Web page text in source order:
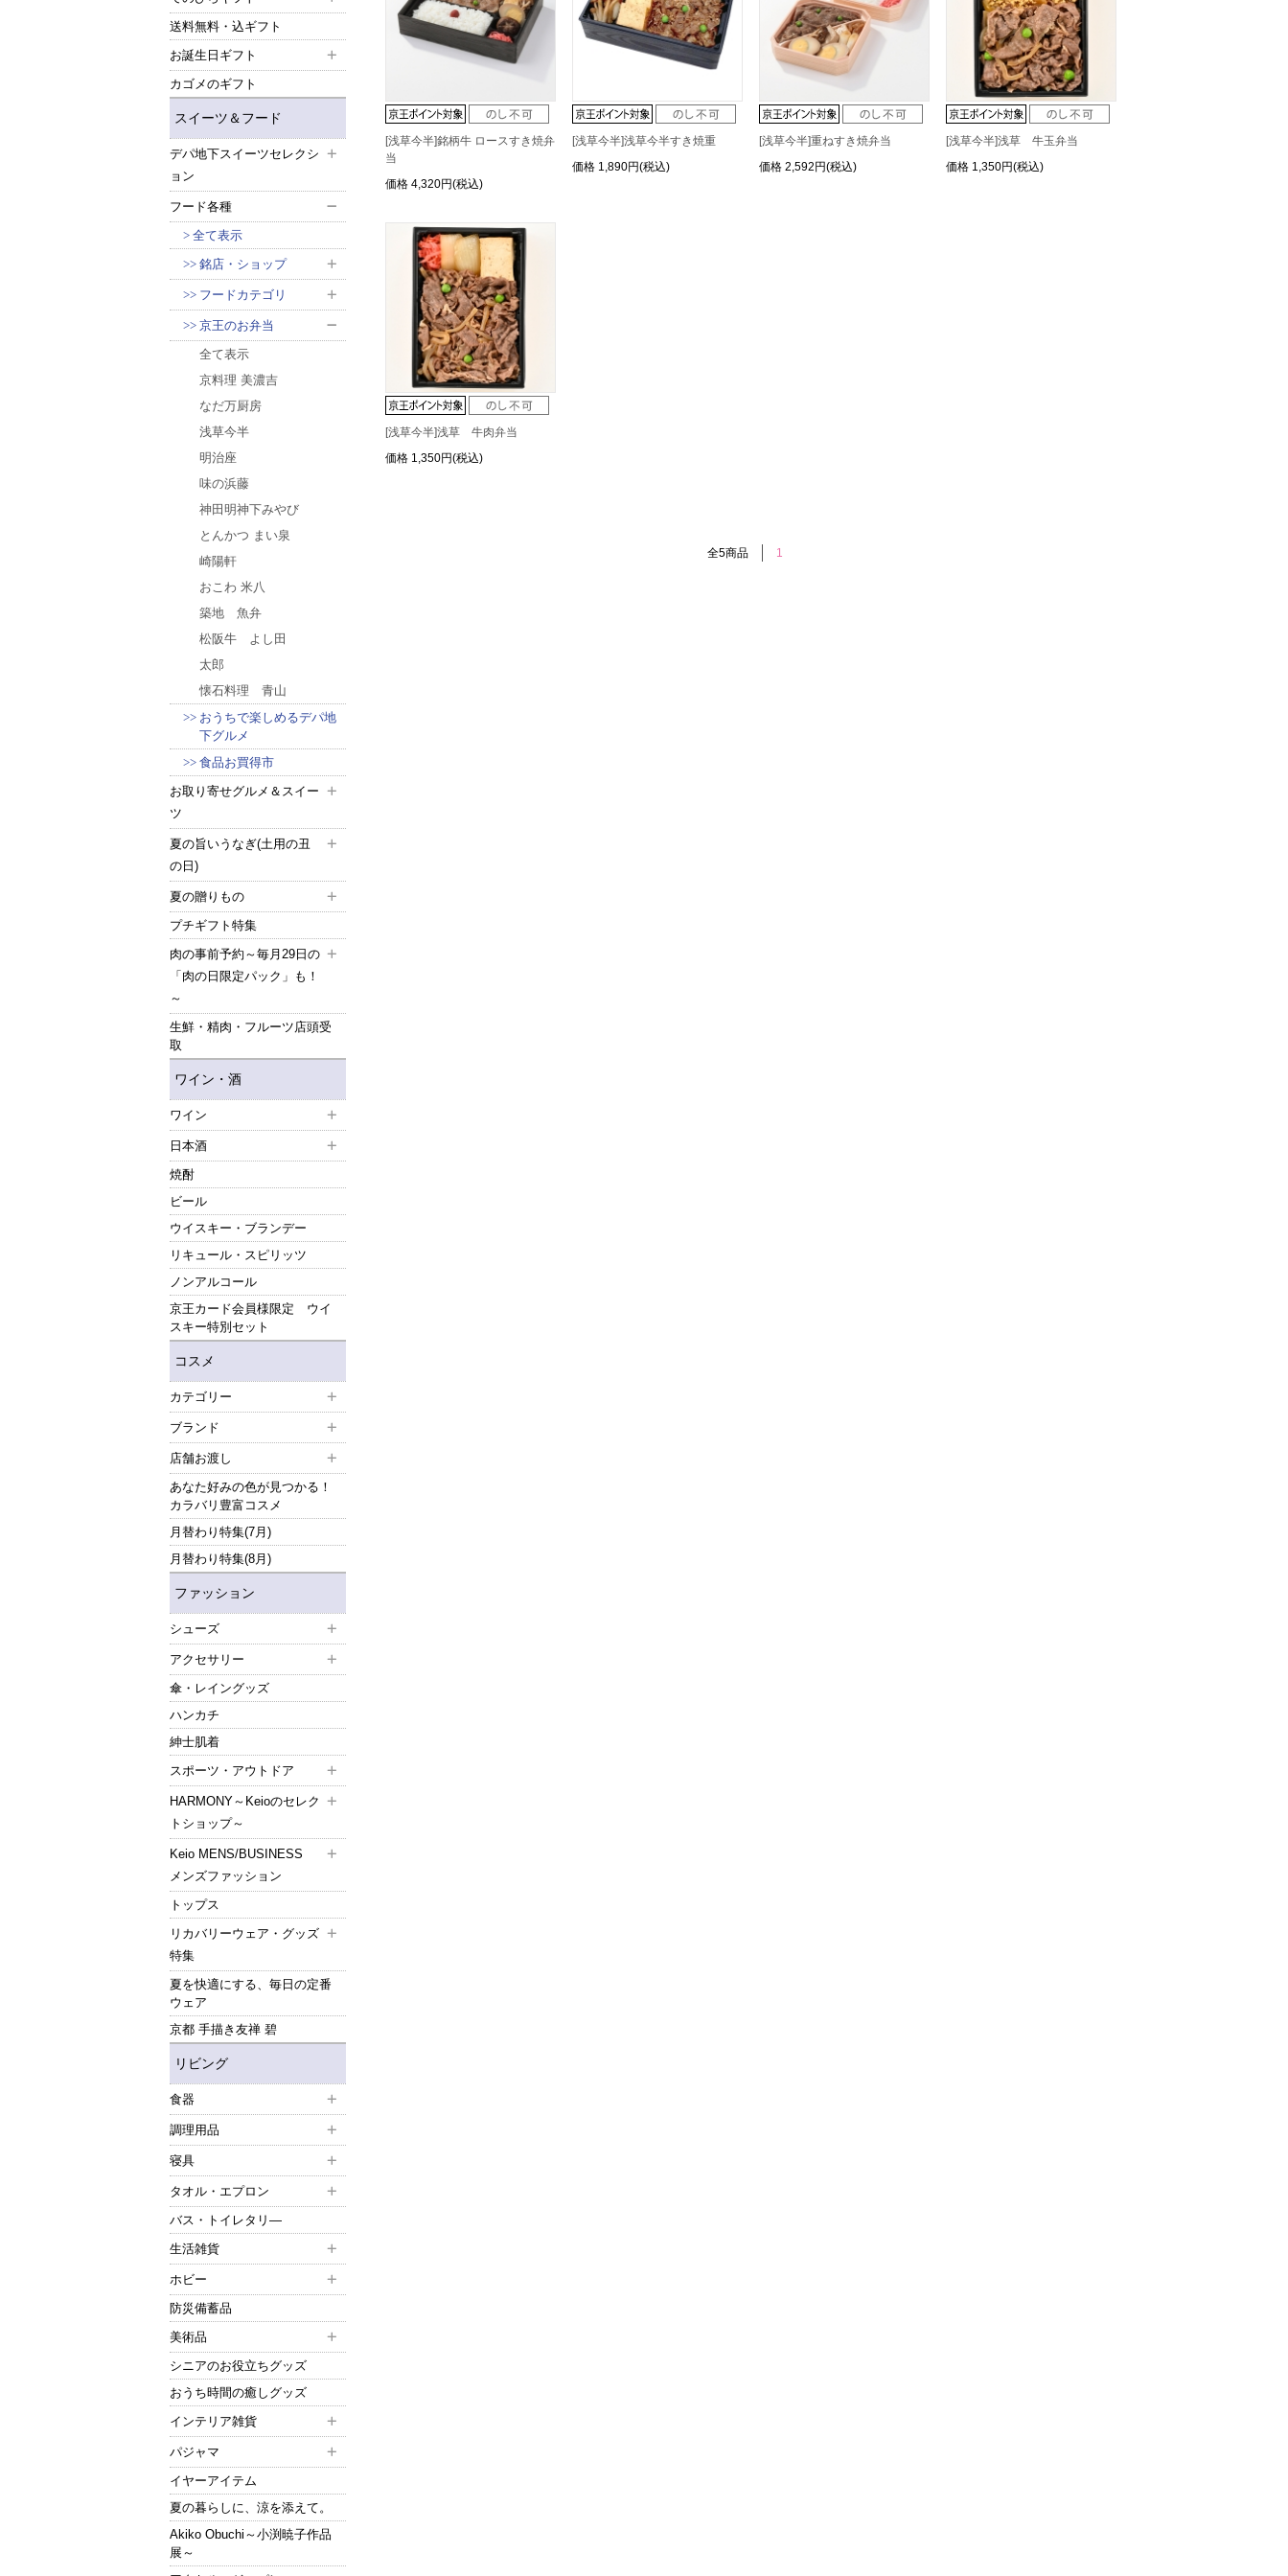
送料無料・込ギフト
お誕生日ギフト
カゴメのギフト
スイーツ＆フード
デパ地下スイーツセレクシ
ョン
フード各種
全て表示
銘店・ショップ
フードカテゴリ
京王のお弁当
全て表示
京料理 美濃吉
なだ万厨房
浅草今半
明治座
味の浜藤
神田明神下みやび
とんかつ まい泉
崎陽軒
おこわ 米八
築地 魚弁
松阪牛 よし田
太郎
懐石料理 青山
おうちで楽しめるデパ地
下グルメ
食品お買得市
お取り寄せグルメ＆スイー
ツ
夏の旨いうなぎ(土用の丑
の日)
夏の贈りもの
プチギフト特集
肉の事前予約～毎月29日の
「肉の日限定パック」も！
～
生鮮・精肉・フルーツ店頭受
取
ワイン・酒
ワイン
日本酒
焼酎
ビール
ウイスキー・ブランデー
リキュール・スピリッツ
ノンアルコール
京王カード会員様限定 ウイ
スキー特別セット
コスメ
カテゴリー
ブランド
店舗お渡し
あなた好みの色が見つかる！
カラバリ豊富コスメ
月替わり特集(7月)
月替わり特集(8月)
ファッション
シューズ
アクセサリー
傘・レイングッズ
ハンカチ
紳士肌着
スポーツ・アウトドア
HARMONY～Keioのセレク
トショップ～
Keio MENS/BUSINESS
メンズファッション
トップス
リカバリーウェア・グッズ
特集
夏を快適にする、毎日の定番
ウェア
京都 手描き友禅 碧
リビング
食器
調理用品
寝具
タオル・エプロン
バス・トイレタリ―
生活雑貨
ホビー
防災備蓄品
美術品
シニアのお役立ちグッズ
おうち時間の癒しグッズ
インテリア雑貨
パジャマ
イヤーアイテム
夏の暮らしに、涼を添えて。
Akiko Obuchi～小渕暁子作品
展～
[浅草今半]銘柄牛 ロースすき焼弁
当
価格 4,320円(税込)
[浅草今半]浅草今半すき焼重
価格 1,890円(税込)
[浅草今半]重ねすき焼弁当
価格 2,592円(税込)
[浅草今半]浅草 牛玉弁当
価格 1,350円(税込)
[浅草今半]浅草 牛肉弁当
価格 1,350円(税込)
全5商品 1